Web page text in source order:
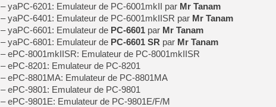
– yaPC-6201: Emulateur de PC-6001mkII par Mr Tanam
– yaPC-6401: Emulateur de PC-6001mkIISR par Mr Tanam
– yaPC-6601: Emulateur de PC-6601 par Mr Tanam
– yaPC-6801: Emulateur de PC-6601 SR par Mr Tanam
– ePC-8001mkIISR: Emulateur de PC-8001mkIISR
– ePC-8201: Emulateur de PC-8201
– ePC-8801MA: Emulateur de PC-8801MA
– ePC-9801: Emulateur de PC-9801
– ePC-9801E: Emulateur de PC-9801E/F/M